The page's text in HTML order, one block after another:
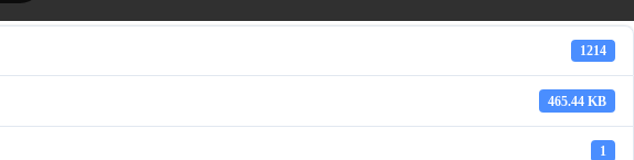
1214
465.44 KB
1